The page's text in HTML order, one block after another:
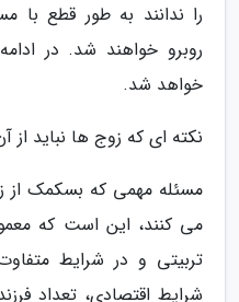
را ندانند به طور قطع با
روبرو خواهند شد. در
خواهد شد.
نکته ای که زوج ها نباید از
مسئله مهمی که بسکمک از
می کنند، این است که
تربیتی و در شرایط
شرایط اقتصادی، تعداد